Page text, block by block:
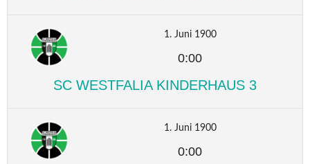
1. Juni 1900
0:00
SC WESTFALIA KINDERHAUS 3
1. Juni 1900
0:00